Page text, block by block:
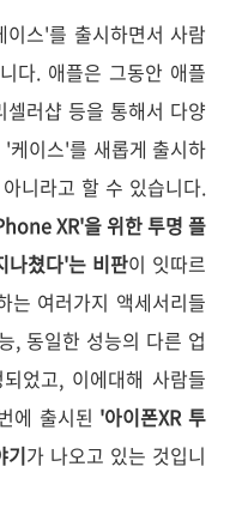
스'를 출시하면서 사람
다. 애플은 그동안 애플
러샵 등을 통해서 다양
케이스'를 새롭게 출시하
니라고 할 수 있습니다.
XR'을 위한 투명 플
나쳤다'는 비판이 잇따르
는 여러가지 액세서리들
, 동일한 성능의 다른 업
었고, 이에대해 사람들
에 출시된 '아이폰XR 투
기가 나오고 있는 것입니